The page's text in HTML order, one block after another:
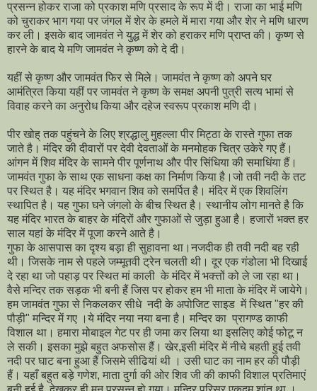
प्रसन्न होकर राजा को प्रकाश मणि प्रसाद के रूप में दी। राजा का भाई मणि
को चुराकर भाग गया पर जंगल में शेर के हमले में मारा गया और शेर ने मणि धारण
कर ली। इसके बाद जामवंत ने युद्ध में शेर को हराकर मणि प्राप्त की। कृष्ण से
हारने के बाद ये मणि जामवंत ने कृष्ण को दे दी।
यहीं से कृष्ण और जामवंत फिर से मिले। जामवंत ने कृष्ण को अपने घर
आमंत्रित किया यहीं पर जामवंत ने कृष्ण के समक्ष अपनी पुत्री सत्य भामां से
विवाह करने का अनुरोध किया और दहेज स्वरूप प्रकाश मणि दी।
पीर खोह् तक पहुंचने के लिए श्रद्धालु मुहल्ला पीर मिट्ठा के रास्ते गुफा तक
जाते है। मंदिर की दीवारों पर देवी देवताओं के मनमोहक चित्र उकेरे गए हैं।
आंगन में शिव मंदिर के सामने पीर पूर्णनाथ और पीर सिंधिया की समाधिंया हैं।
जामवंत गुफा के साथ एक साधना कक्ष का निर्माण किया है।जो तवी नदी के तट
पर स्थित है। यह मंदिर भगवान शिव को समर्पित है। मंदिर में एक शिवलिंग
स्थापित है। यह गुफा घने जंगलो के बीच स्थित है। स्थानीय लोग मानते है कि
यह मंदिर भारत के बाहर के मंदिरों और गुफाओं से जुड़ा हुआ है। हजारों भक्त हर
साल यहां के मंदिर में पूजा करने आते है।
गुफा के आसपास का दृश्य बड़ा ही सुहावना था।नजदीक ही तवी नदी बह रही
थी। जिसके नाम से पहले जम्मूतवी ट्रेन चलती थी। दूर एक गंडोला भी दिखाई
दे रहा था जो पहाड़ पर स्थित मां काली के मंदिर में भक्त्तों को ले जा रहा था।
वैसे मन्दिर तक सड़क भी बनी हैं जिस पर होकर हम भी माता के मंदिर में जायेगे।
हम जामवंत गुफा से निकलकर सीधे नदी के अपोजिट साइड में स्थित "हर की
पौड़ी" मन्दिर में गए ।ये मंदिर नया नया बना है। मन्दिर का प्रागण्ड काफी
विशाल था। हमारा मोबाइल गेट पर ही जमा कर लिया था इसलिए कोई फोटू न
ले सकी। इसका मुझे बहुत अफसोस हैं। खेर,इसी मंदिर में नीचे बहती हुई तवी
नदी पर घाट बना हुआ हैं जिसमे सीढियां थी । उसी घाट का नाम हर की पौड़ी
हैं। यहाँ बहुत बड़े गणेश, माता दुर्गा की ओर शिव जी की काफी विशाल प्रतिमाएं